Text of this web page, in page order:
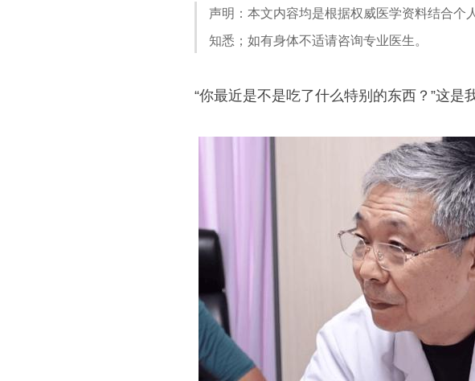
声明：本文内容均是根据权威医学资料结合个
知悉；如有身体不适请咨询专业医生。
“你最近是不是吃了什么特别的东西？”这是